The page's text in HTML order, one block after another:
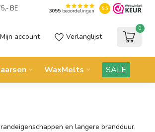
BE 3055beoordelingen 9.5
Mijn account Verlanglijst
0
WaxMelts SALE
en langere brandduur.